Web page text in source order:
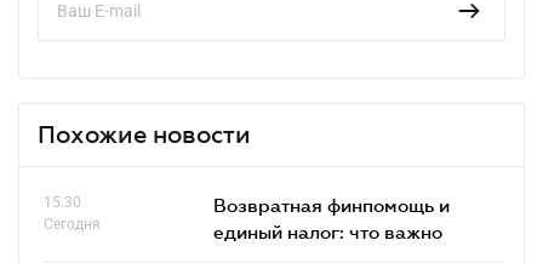
Похожие новости
15.30
Сегодня
Возвратная финпомощь и
единый налог: что важно